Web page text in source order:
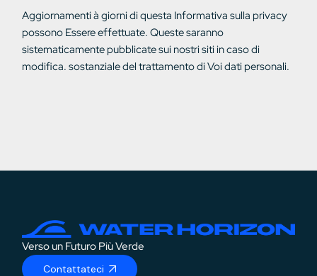
Aggiornamentiàgiorni di questa Informativa sulla privacy
possono Essereeffettuate. Queste saranno
sistematicamente pubblicate sui nostri siti in caso di
modifica.sostanzialedel trattamento diVoidati personali.
Verso un Futuro Più Verde
Contattateci